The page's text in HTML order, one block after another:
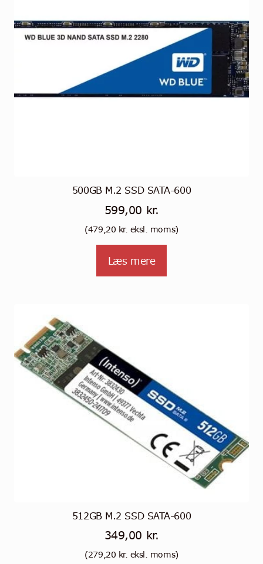
500GB M.2 SSD SATA-600
599,00 kr.
(479,20 kr. eksl. moms)
Læs mere
512GB M.2 SSD SATA-600
349,00 kr.
(279,20 kr. eksl. moms)